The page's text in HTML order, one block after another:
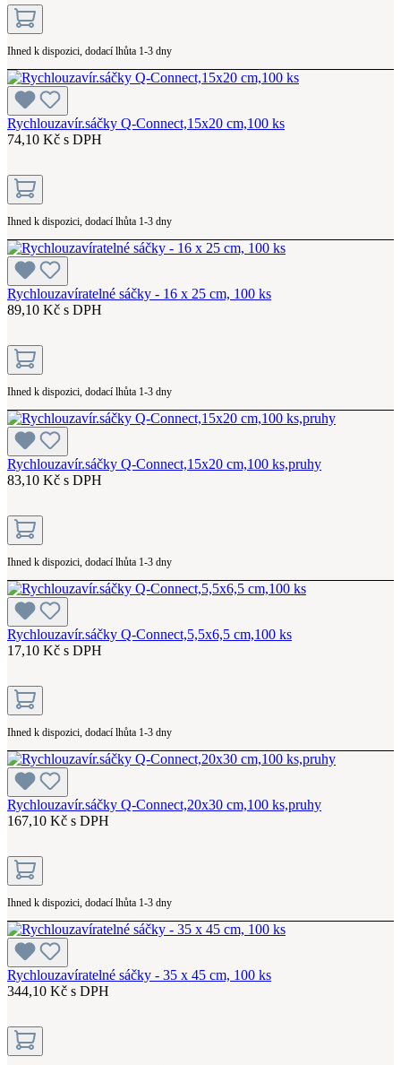
Ihned k dispozici, dodací lhůta 1-3 dny
Rychlouzavír.sáčky Q-Connect,15x20 cm,100 ks
74,10 Kč s DPH
Ihned k dispozici, dodací lhůta 1-3 dny
Rychlouzavíratelné sáčky - 16 x 25 cm, 100 ks
89,10 Kč s DPH
Ihned k dispozici, dodací lhůta 1-3 dny
Rychlouzavír.sáčky Q-Connect,15x20 cm,100 ks,pruhy
83,10 Kč s DPH
Ihned k dispozici, dodací lhůta 1-3 dny
Rychlouzavír.sáčky Q-Connect,5,5x6,5 cm,100 ks
17,10 Kč s DPH
Ihned k dispozici, dodací lhůta 1-3 dny
Rychlouzavír.sáčky Q-Connect,20x30 cm,100 ks,pruhy
167,10 Kč s DPH
Ihned k dispozici, dodací lhůta 1-3 dny
Rychlouzavíratelné sáčky - 35 x 45 cm, 100 ks
344,10 Kč s DPH